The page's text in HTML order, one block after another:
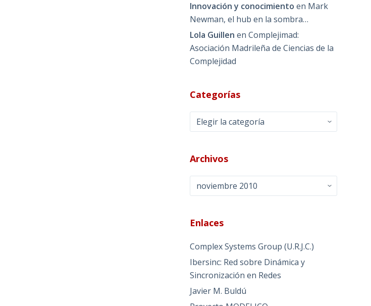
Innovación y conocimiento en Mark
Newman, el hub en la sombra…
Lola Guillen enComplejimad:
Asociación Madrileña de Ciencias de la
Complejidad
Categorías
Categorías
Archivos
Archivos
Enlaces
Complex Systems Group (U.R.J.C.)
Ibersinc: Red sobre Dinámica y
Sincronización en Redes
Javier M. Buldú